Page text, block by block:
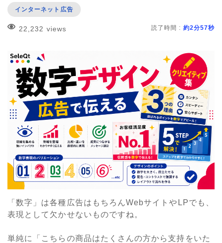
インターネット広告
22,232 views 読了時間 : 約2分57秒
「数字」は各種広告はもちろんWebサイトやLPでも、
表現として欠かせないものですね。
単純に「こちらの商品はたくさんの方から支持をいた